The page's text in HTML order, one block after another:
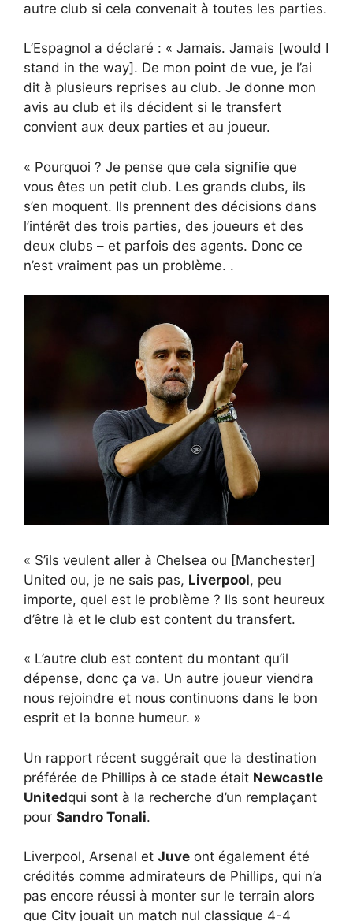
autre club si cela convenait à toutes les parties.
L’Espagnol a déclaré : « Jamais. Jamais [would I
stand in the way]. De mon point de vue, je l’ai
dit à plusieurs reprises au club. Je donne mon
avis au club et ils décident si le transfert
convient aux deux parties et au joueur.
« Pourquoi ? Je pense que cela signifie que
vous êtes un petit club. Les grands clubs, ils
s’en moquent. Ils prennent des décisions dans
l’intérêt des trois parties, des joueurs et des
deux clubs – et parfois des agents. Donc ce
n’est vraiment pas un problème. .‌
« S’ils veulent aller à Chelsea ou [Manchester]
United ou, je ne sais pas, Liverpool, peu
importe, quel est le problème ? Ils sont heureux
d’être là et le club est content du transfert.
« L’autre club est content du montant qu’il
dépense, donc ça va. Un autre joueur viendra
nous rejoindre et nous continuons dans le bon
esprit et la bonne humeur. »
Un rapport récent suggérait que la destination
préférée de Phillips à ce stade était Newcastle
Unitedqui sont à la recherche d’un remplaçant
pour Sandro Tonali.
Liverpool, Arsenal et Juve ont également été
crédités comme admirateurs de Phillips, qui n’a
pas encore réussi à monter sur le terrain alors
que City jouait un match nul classique 4-4